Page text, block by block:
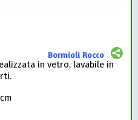
Bormioli Rocco
in vetro, lavabile in